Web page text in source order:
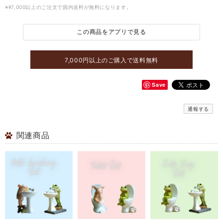
※¥7,000以上のご注文で国内送料が無料になります。
この商品をアプリで見る
7,000円以上のご購入で送料無料
Save
通報する
関連商品